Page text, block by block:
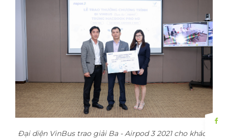
Đại diện VinBus trao giải Ba - Airpod 3 2021 cho khách